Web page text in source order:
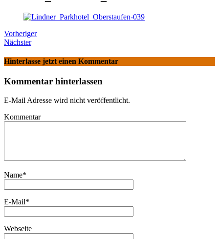
Vorheriger
Nächster
Hinterlasse jetzt einen Kommentar
Kommentar hinterlassen
E-Mail Adresse wird nicht veröffentlicht.
Kommentar
Name*
E-Mail*
Webseite